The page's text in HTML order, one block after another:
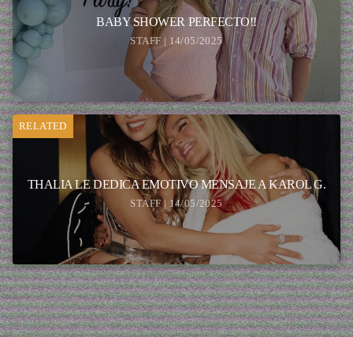
BABY SHOWER PERFECTO!!
STAFF | 14/05/2025
RELATED
THALIA LE DEDICA EMOTIVO MENSAJE A KAROL G.
STAFF | 14/05/2025